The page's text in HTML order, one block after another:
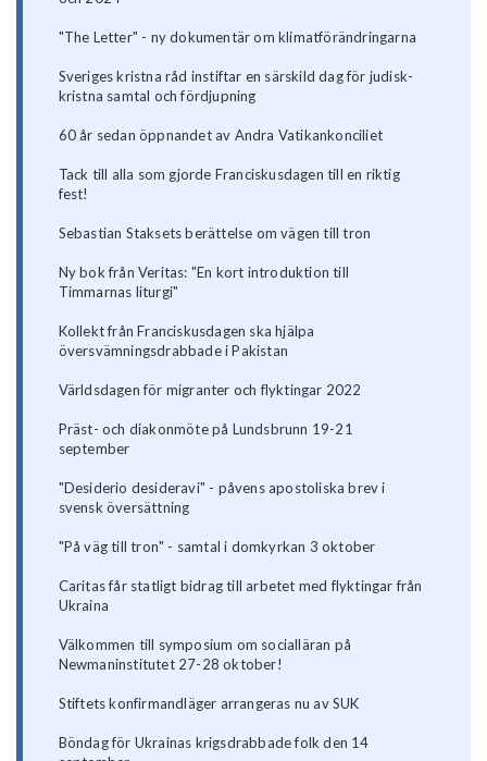
"The Letter" - ny dokumentär om klimatförändringarna
Sveriges kristna råd instiftar en särskild dag för judisk-
kristna samtal och fördjupning
60 år sedan öppnandet av Andra Vatikankonciliet
Tack till alla som gjorde Franciskusdagen till en riktig
fest!
Sebastian Staksets berättelse om vägen till tron
Ny bok från Veritas: "En kort introduktion till
Timmarnas liturgi"
Kollekt från Franciskusdagen ska hjälpa
översvämningsdrabbade i Pakistan
Världsdagen för migranter och flyktingar 2022
Präst- och diakonmöte på Lundsbrunn 19-21
september
"Desiderio desideravi" - påvens apostoliska brev i
svensk översättning
"På väg till tron" - samtal i domkyrkan 3 oktober
Caritas får statligt bidrag till arbetet med flyktingar från
Ukraina
Välkommen till symposium om socialläran på
Newmaninstitutet 27-28 oktober!
Stiftets konfirmandläger arrangeras nu av SUK
Böndag för Ukrainas krigsdrabbade folk den 14